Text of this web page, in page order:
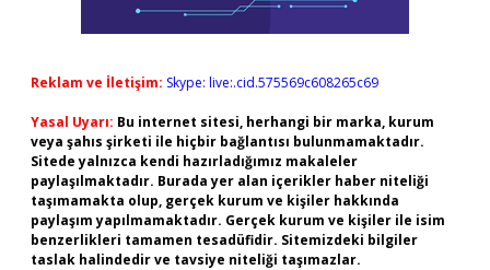
Reklam ve İletişim: Skype: live:.cid.575569c608265c69
Yasal Uyarı: Bu internet sitesi, herhangi bir marka, kurum
veya şahıs şirketi ile hiçbir bağlantısı bulunmamaktadır.
Sitede yalnızca kendi hazırladığımız makaleler
paylaşılmaktadır. Burada yer alan içerikler haber niteliği
taşımamakta olup, gerçek kurum ve kişiler hakkında
paylaşım yapılmamaktadır. Gerçek kurum ve kişiler ile isim
benzerlikleri tamamen tesadüfidir. Sitemizdeki bilgiler
taslak halindedir ve tavsiye niteliği taşımazlar.